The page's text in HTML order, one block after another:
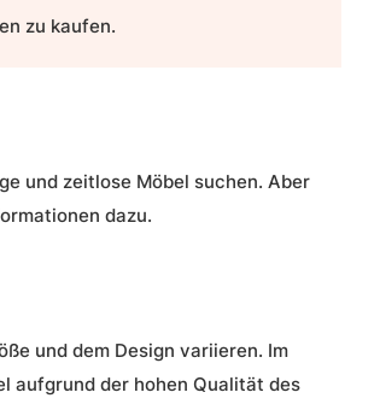
zu kaufen.
und zeitlose Möbel suchen. Aber
dazu.
und dem Design variieren. Im
aufgrund der hohen Qualität des